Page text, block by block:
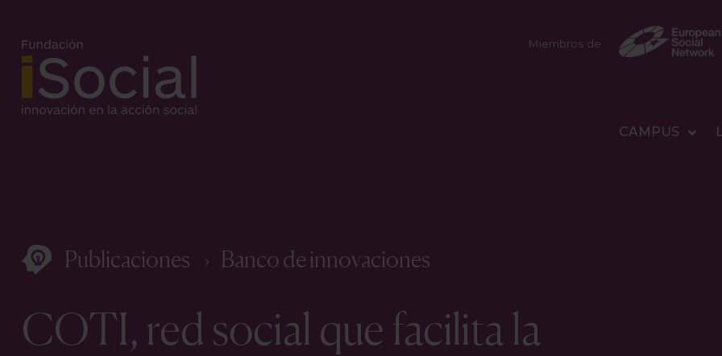
Miembros de
CAMPUS
Publicaciones Banco de innovaciones
COTI, red social que facilita la